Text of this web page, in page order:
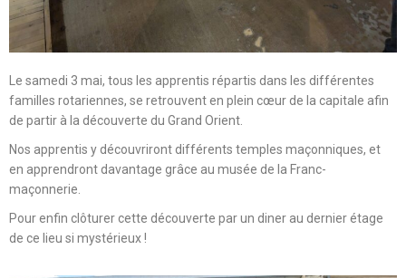
Le samedi 3 mai, tous les apprentis répartis dans les différentes
familles rotariennes, se retrouvent en plein cœur de la capitale afin
de partir à la découverte du Grand Orient.
Nos apprentis y découvriront différents temples maçonniques, et
en apprendront davantage grâce au musée de la Franc-
maçonnerie.
Pour enfin clôturer cette découverte par un diner au dernier étage
de ce lieu si mystérieux !